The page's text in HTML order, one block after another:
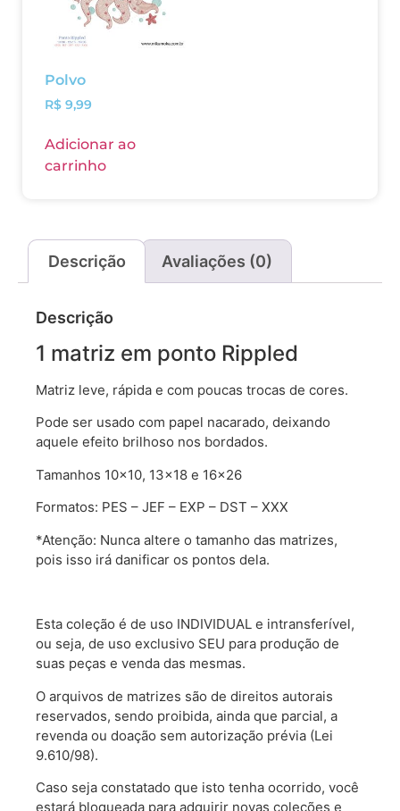
Polvo
R$ 9,99
Adicionar ao
carrinho
Descrição Avaliações (0)
Descrição
1 matriz em ponto Rippled
Matriz leve, rápida e com poucas trocas de cores.
Pode ser usado com papel nacarado, deixando
aquele efeito brilhoso nos bordados.
Tamanhos 10×10, 13×18 e 16×26
Formatos: PES – JEF – EXP – DST – XXX
*Atenção: Nunca altere o tamanho das matrizes,
pois isso irá danificar os pontos dela.
Esta coleção é de uso INDIVIDUAL e intransferível,
ou seja, de uso exclusivo SEU para produção de
suas peças e venda das mesmas.
O arquivos de matrizes são de direitos autorais
reservados, sendo proibida, ainda que parcial, a
revenda ou doação sem autorização prévia (Lei
9.610/98).
Caso seja constatado que isto tenha ocorrido, você
estará bloqueada para adquirir novas coleções e